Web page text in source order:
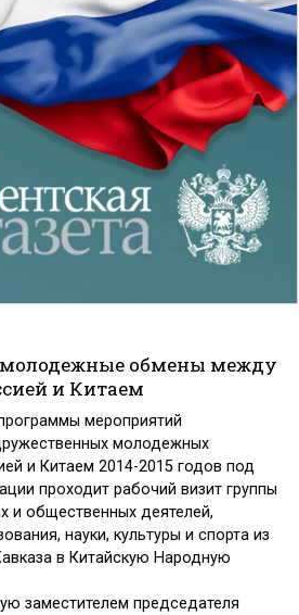
обмены между
и Китаем
мероприятий
молодежных
и Китаем 2014-2015 годов под
проходит рабочий визит группы
и общественных деятелей,
науки, культуры и спорта из
в Китайскую Народную
заместителем председателя